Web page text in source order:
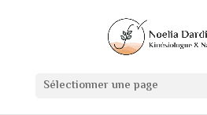
Sélectionner une page